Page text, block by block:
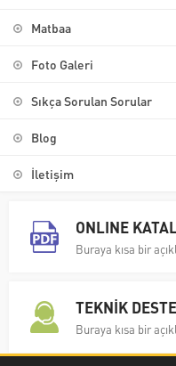
Matbaa
Foto Galeri
Sıkça Sorulan Sorular
Blog
İletişim
ONLINE
Buraya kısa bir
TEKNİK
Buraya kısa bir